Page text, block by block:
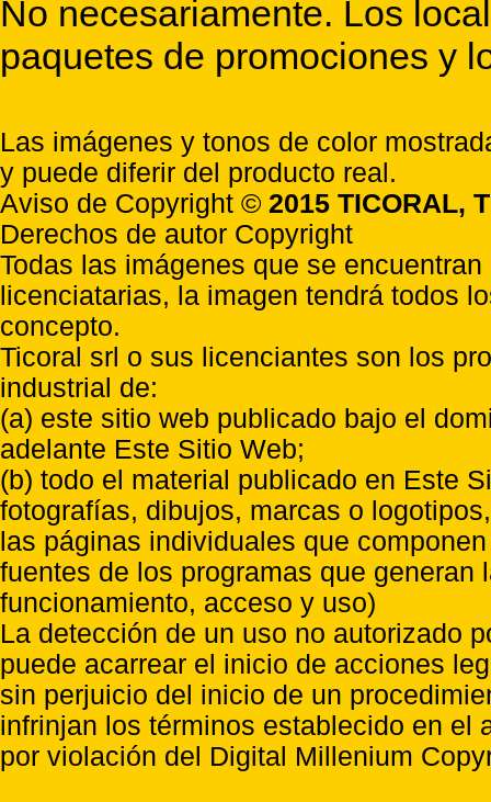
No necesariamente. Los
paquetes de promociones y
Las imágenes y tonos de color
y puede diferir del producto real.
Aviso de Copyright © 2015 TICORAL,
Derechos de autor Copyright
Todas las imágenes que se
licenciatarias, la imagen tendrá todos
concepto.
Ticoral srl o sus licenciantes son los
industrial de:
(a) este sitio web publicado bajo el
adelante Este Sitio Web;
(b) todo el material publicado en Este
fotografías, dibujos, marcas o
las páginas individuales que
fuentes de los programas que
funcionamiento, acceso y uso)
La detección de un uso no autorizado
puede acarrear el inicio de acciones
sin perjuicio del inicio de un
infrinjan los términos establecido en el
por violación del Digital Millenium